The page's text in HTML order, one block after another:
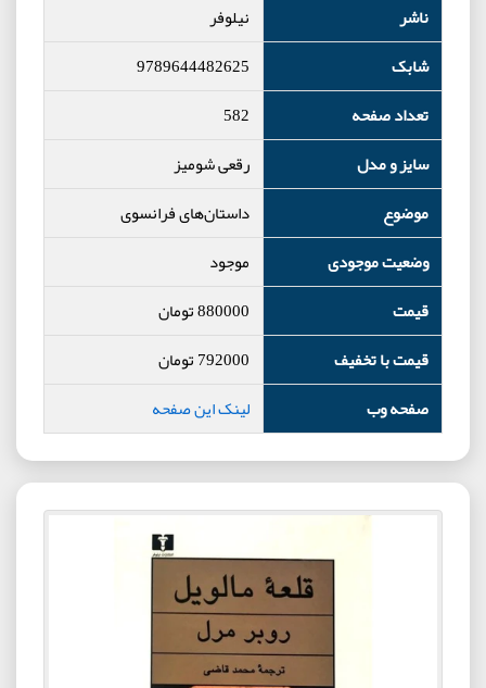
ناشر
نیلوفر
شابک
9789644482625
تعداد صفحه
582
سایز و مدل
رقعی شومیز
موضوع
داستان‌های فرانسوی
وضعیت موجودی
موجود
قیمت
880000تومان
قیمت با تخفیف
792000تومان
صفحه وب
لینک این صفحه